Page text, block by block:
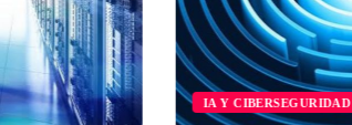
IA Y CIBERSEGURIDAD